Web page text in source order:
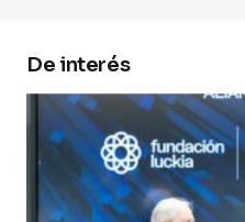
Your Name*
Your E-mail*
De interés